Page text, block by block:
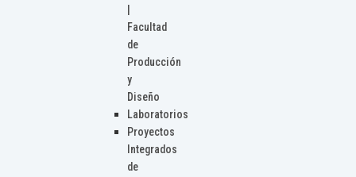
Facultad
de
Producción
y
Diseño
Laboratorios
Proyectos
Integrados
de